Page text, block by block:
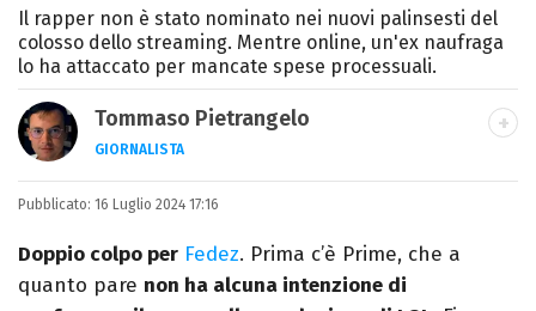
Il rapper non è stato nominato nei nuovi palinsesti del
colosso dello streaming. Mentre online, un'ex naufraga
lo ha attaccato per mancate spese processuali.
Tommaso Pietrangelo
GIORNALISTA
Autore, giornalista, cantautore. Laureato in
Letterature Straniere, è appassionato di
cinema, poesia e Shakespeare. Scrive
canzoni e ama i gatti.
Pubblicato: 16 Luglio 2024 17:16
Doppio colpo per Fedez. Prima c’è Prime, che a
quanto pare non ha alcuna intenzione di